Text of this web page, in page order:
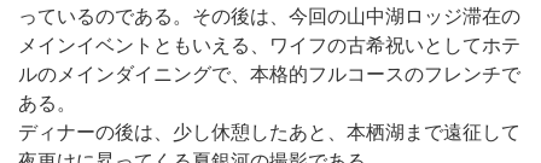
っているのである。その後は、今回の山中湖ロッジ滞在の
メインイベントともいえる、ワイフの古希祝いとしてホテ
ルのメインダイニングで、本格的フルコースのフレンチで
ある。
ディナーの後は、少し休憩したあと、本栖湖まで遠征して